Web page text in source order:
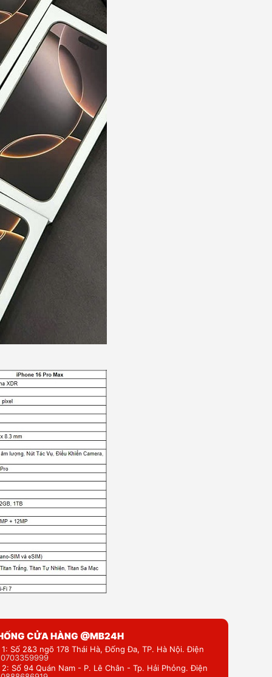
CỬA HÀNG @MB24H
1: Số 2&3 ngõ 178 Thái Hà, Đống Đa, TP. Hà Nội. Điện
0703359999
2: Số 94 Quán Nam - P. Lê Chân - Tp. Hải Phỏng. Điện